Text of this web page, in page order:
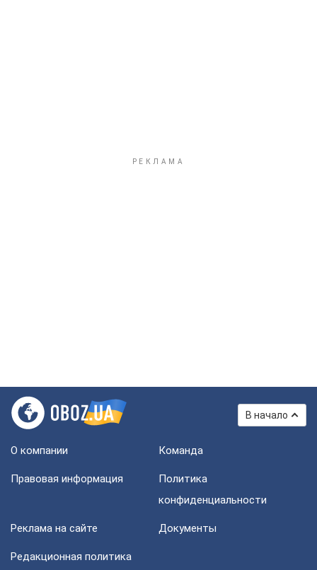
В начало
О компании Команда
Правовая информация
Политика
конфиденциальности
Реклама на сайте Документы
Редакционная политика